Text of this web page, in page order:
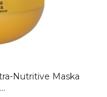
Nutritive Maska